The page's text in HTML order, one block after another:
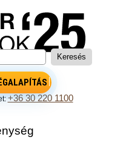
+36 30 220 1100